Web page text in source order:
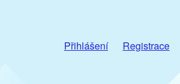
Přihlášení Registrace